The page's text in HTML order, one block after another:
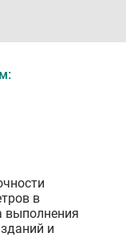
в
выполнения
и